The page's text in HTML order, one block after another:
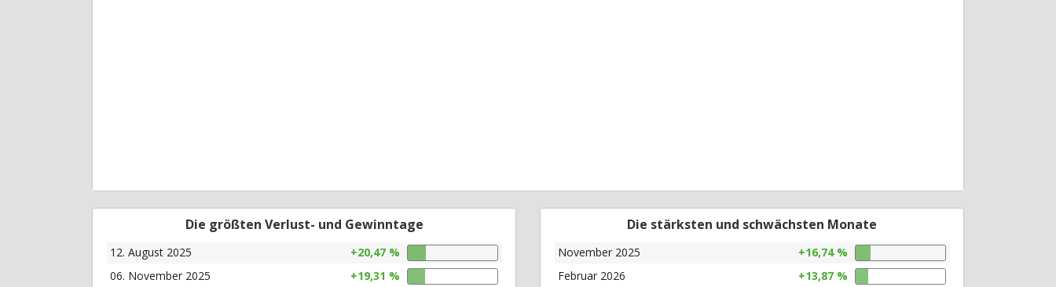
Die größten Verlust- und Gewinntage
12. August 2025
+20,47 %
06. November 2025
+19,31 %
Die stärksten und schwächsten Monate
November 2025
+16,74 %
Februar 2026
+13,87 %